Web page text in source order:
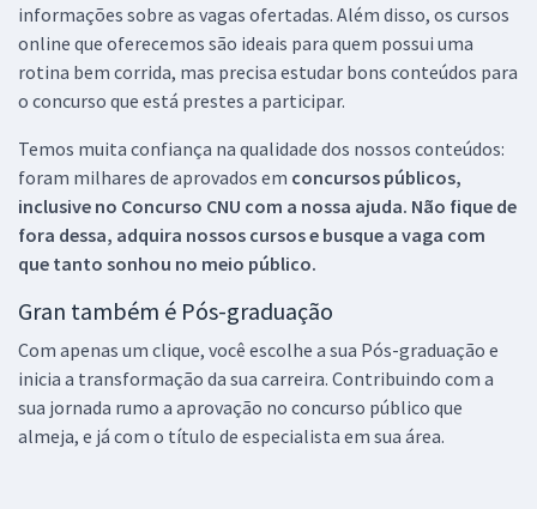
informações sobre as vagas ofertadas. Além disso, os cursos
online que oferecemos são ideais para quem possui uma
rotina bem corrida, mas precisa estudar bons conteúdos para
o concurso que está prestes a participar.
Temos muita confiança na qualidade dos nossos conteúdos:
foram milhares de aprovados em concursos públicos,
inclusive no Concurso CNU com a nossa ajuda. Não fique de
fora dessa, adquira nossos cursos e busque a vaga com
que tanto sonhou no meio público.
Gran também é Pós-graduação
Com apenas um clique, você escolhe a sua Pós-graduação e
inicia a transformação da sua carreira. Contribuindo com a
sua jornada rumo a aprovação no concurso público que
almeja, e já com o título de especialista em sua área.